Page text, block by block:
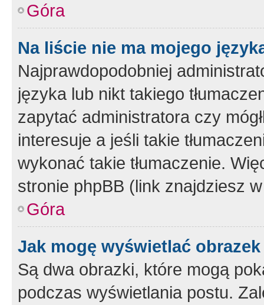
Góra
Na liście nie ma mojego
Najprawdopodobniej
języka lub nikt takiego
zapytać administratora czy
interesuje a jeśli takie
wykonać takie tłumaczenie.
stronie phpBB (link znajdziesz
Góra
Jak mogę wyświetlać
Są dwa obrazki, które mogą
podczas wyświetlania postu.